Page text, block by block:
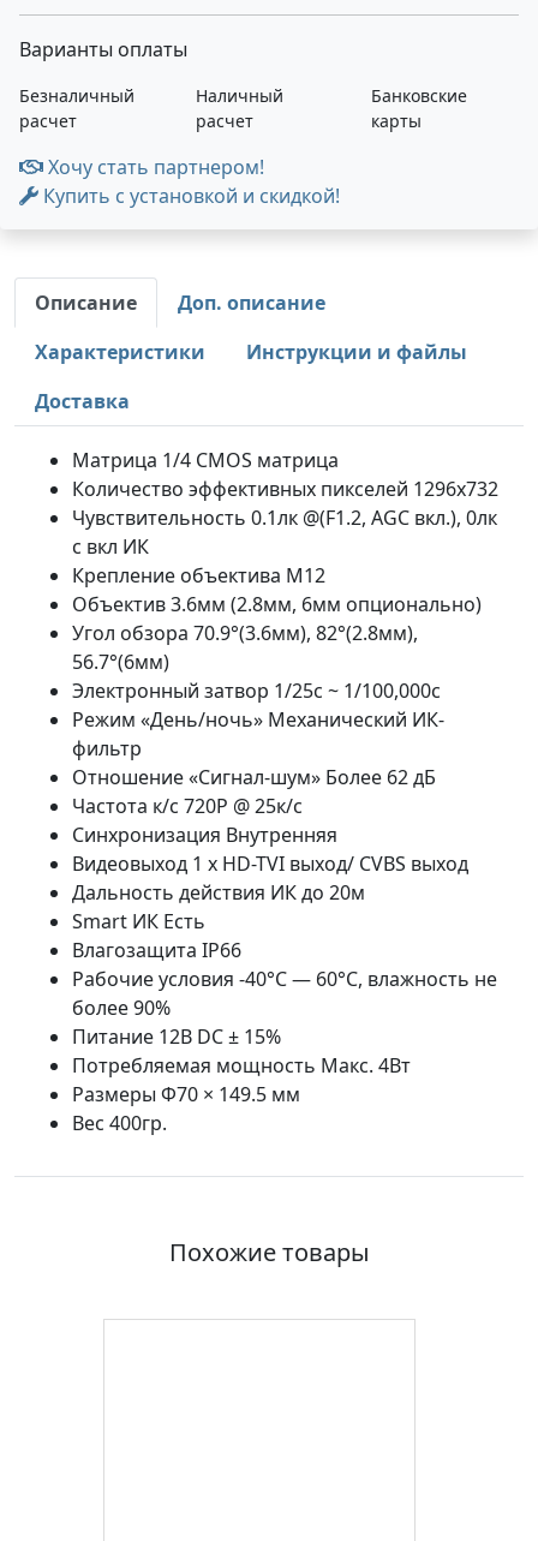
Варианты оплаты
Безналичный
расчет
Наличный
расчет
Банковские
карты
Хочу стать партнером!
Купить с установкой и скидкой!
Описание
Доп. описание
Характеристики
Инструкции и файлы
Доставка
Матрица 1/4 CMOS матрица
Количество эффективных пикселей 1296х732
Чувствительность 0.1лк @(F1.2, AGC вкл.), 0лк
с вкл ИК
Крепление объектива М12
Объектив 3.6мм (2.8мм, 6мм опционально)
Угол обзора 70.9°(3.6мм), 82°(2.8мм),
56.7°(6мм)
Электронный затвор 1/25с ~ 1/100,000с
Режим «День/ночь» Механический ИК-
фильтр
Отношение «Сигнал-шум» Более 62 дБ
Частота к/с 720Р @ 25к/с
Синхронизация Внутренняя
Видеовыход 1 х HD-TVI выход/ CVBS выход
Дальность действия ИК до 20м
Smart ИК Есть
Влагозащита IP66
Рабочие условия -40°С — 60°С, влажность не
более 90%
Питание 12В DC ± 15%
Потребляемая мощность Макс. 4Вт
Размеры Φ70 × 149.5 мм
Вес 400гр.
Похожие товары